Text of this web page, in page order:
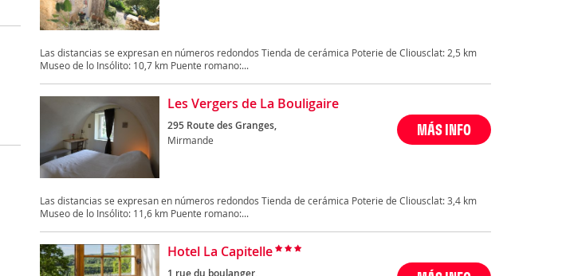
Las distancias se expresan en números redondos Tienda de cerámica Poterie de Cliousclat: 2,5 km
Museo de lo Insólito: 10,7 km Puente romano:...
Les Vergers de La Bouligaire
295 Route des Granges,
Mirmande
MÁS INFO
Las distancias se expresan en números redondos Tienda de cerámica Poterie de Cliousclat: 3,4 km
Museo de lo Insólito: 11,6 km Puente romano:...
Hotel La Capitelle